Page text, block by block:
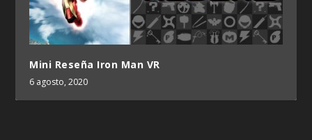
Mini Reseña Iron Man VR
6 agosto, 2020